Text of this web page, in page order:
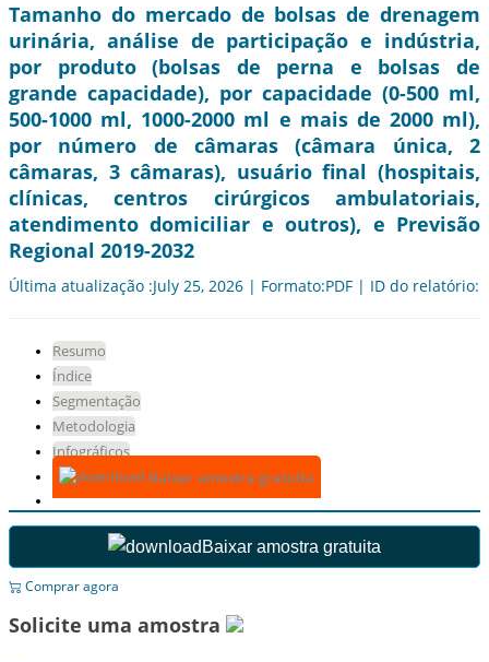
Tamanho do mercado de bolsas de drenagem
urinária, análise de participação e indústria,
por produto (bolsas de perna e bolsas de
grande capacidade), por capacidade (0-500 ml,
500-1000 ml, 1000-2000 ml e mais de 2000 ml),
por número de câmaras (câmara única, 2
câmaras, 3 câmaras), usuário final (hospitais,
clínicas, centros cirúrgicos ambulatoriais,
atendimento domiciliar e outros), e Previsão
Regional 2019-2032
Última atualização :July 25, 2026 | Formato:PDF | ID do relatório:
Resumo
Índice
Segmentação
Metodologia
Infográficos
Baixar amostra gratuita
Baixar amostra gratuita
Comprar agora
Solicite uma amostra